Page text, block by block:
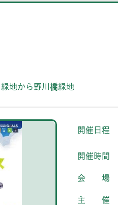
地から野川橋緑地
開催日程
開催時間
会場
主催